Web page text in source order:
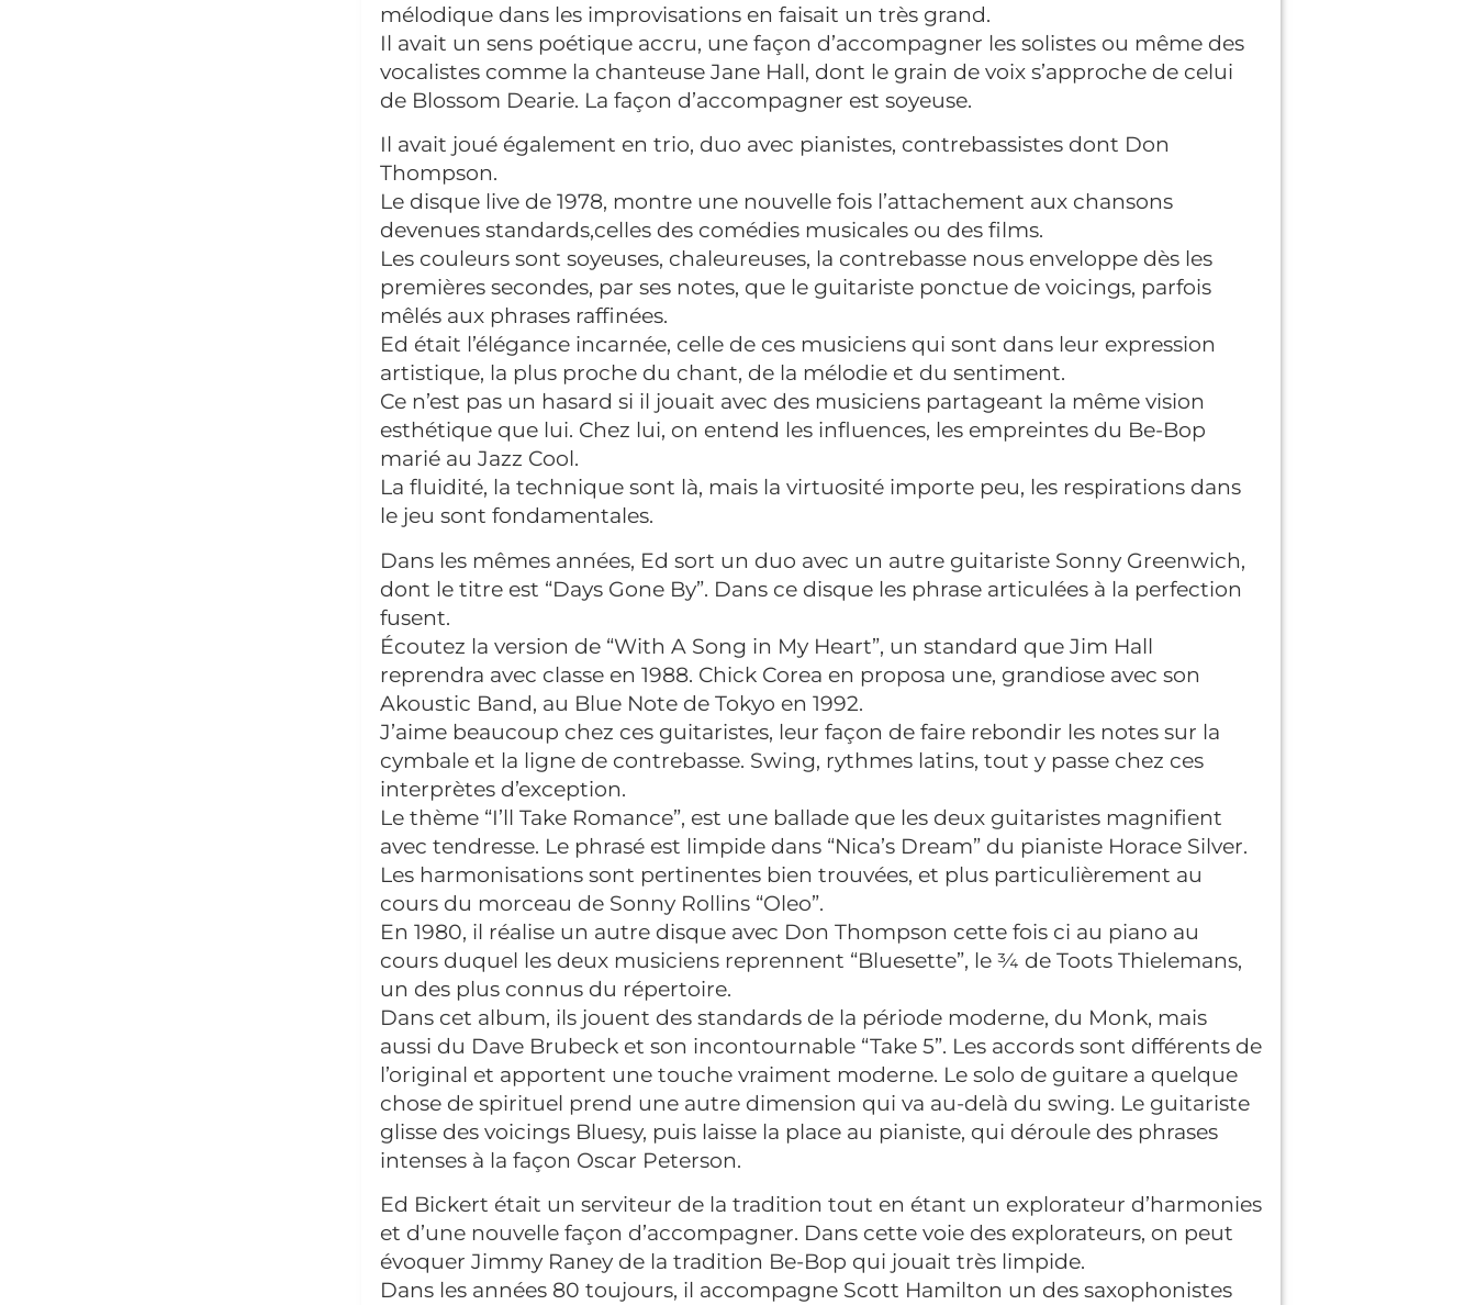
mélodique dans les improvisations en faisait un très grand.
Il avait un sens poétique accru, une façon d’accompagner les solistes ou même des
vocalistes comme la chanteuse Jane Hall, dont le grain de voix s’approche de celui
de Blossom Dearie. La façon d’accompagner est soyeuse.
Il avait joué également en trio, duo avec pianistes, contrebassistes dont Don
Thompson.
Le disque live de 1978, montre une nouvelle fois l’attachement aux chansons
devenues standards,celles des comédies musicales ou des films.
Les couleurs sont soyeuses, chaleureuses, la contrebasse nous enveloppe dès les
premières secondes, par ses notes, que le guitariste ponctue de voicings, parfois
mêlés aux phrases raffinées.
Ed était l’élégance incarnée, celle de ces musiciens qui sont dans leur expression
artistique, la plus proche du chant, de la mélodie et du sentiment.
Ce n’est pas un hasard si il jouait avec des musiciens partageant la même vision
esthétique que lui. Chez lui, on entend les influences, les empreintes du Be-Bop
marié au Jazz Cool.
La fluidité, la technique sont là, mais la virtuosité importe peu, les respirations dans
le jeu sont fondamentales.
Dans les mêmes années, Ed sort un duo avec un autre guitariste Sonny Greenwich,
dont le titre est “Days Gone By”. Dans ce disque les phrase articulées à la perfection
fusent.
Écoutez la version de “With A Song in My Heart”, un standard que Jim Hall
reprendra avec classe en 1988. Chick Corea en proposa une, grandiose avec son
Akoustic Band, au Blue Note de Tokyo en 1992.
J’aime beaucoup chez ces guitaristes, leur façon de faire rebondir les notes sur la
cymbale et la ligne de contrebasse. Swing, rythmes latins, tout y passe chez ces
interprètes d’exception.
Le thème “I’ll Take Romance”, est une ballade que les deux guitaristes magnifient
avec tendresse. Le phrasé est limpide dans “Nica’s Dream” du pianiste Horace Silver.
Les harmonisations sont pertinentes bien trouvées, et plus particulièrement au
cours du morceau de Sonny Rollins “Oleo”.
En 1980, il réalise un autre disque avec Don Thompson cette fois ci au piano au
cours duquel les deux musiciens reprennent “Bluesette”, le ¾ de Toots Thielemans,
un des plus connus du répertoire.
Dans cet album, ils jouent des standards de la période moderne, du Monk, mais
aussi du Dave Brubeck et son incontournable “Take 5”. Les accords sont différents de
l’original et apportent une touche vraiment moderne. Le solo de guitare a quelque
chose de spirituel prend une autre dimension qui va au-delà du swing. Le guitariste
glisse des voicings Bluesy, puis laisse la place au pianiste, qui déroule des phrases
intenses à la façon Oscar Peterson.
Ed Bickert était un serviteur de la tradition tout en étant un explorateur d’harmonies
et d’une nouvelle façon d’accompagner. Dans cette voie des explorateurs, on peut
évoquer Jimmy Raney de la tradition Be-Bop qui jouait très limpide.
Dans les années 80 toujours, il accompagne Scott Hamilton un des saxophonistes